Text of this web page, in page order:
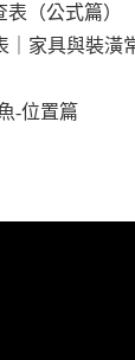
表（公式篇）
｜家具與裝潢
-位置篇